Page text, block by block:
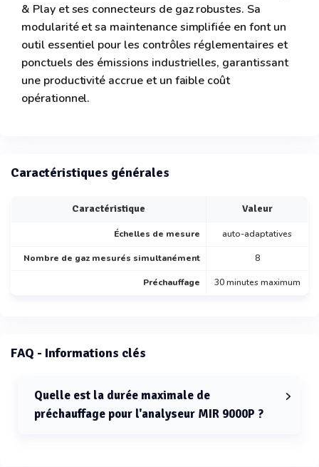
& Play et ses connecteurs de gaz robustes. Sa
modularité et sa maintenance simplifiée en font un
outil essentiel pour les contrôles réglementaires et
ponctuels des émissions industrielles, garantissant
une productivité accrue et un faible coût
opérationnel.
Caractéristiques générales
Caractéristique Valeur
Échelles de mesure auto-adaptatives
Nombre de gaz mesurés simultanément 8
Préchauffage 30 minutes maximum
FAQ - Informations clés
Quelle est la durée maximale de
préchauffage pour l'analyseur MIR 9000P ?